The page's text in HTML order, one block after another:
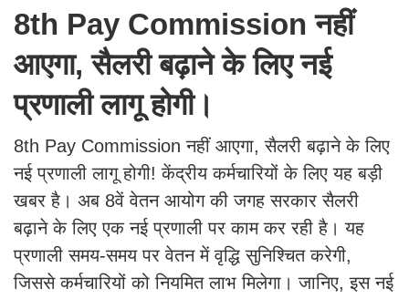
8th Pay Commission नहीं
आएगा, सैलरी बढ़ाने के लिए नई
प्रणाली लागू होगी। ​​​​​​​
8th Pay Commission नहीं आएगा, सैलरी बढ़ाने के लिए
नई प्रणाली लागू होगी! केंद्रीय कर्मचारियों के लिए यह बड़ी
खबर है। अब 8वें वेतन आयोग की जगह सरकार सैलरी
बढ़ाने के लिए एक नई प्रणाली पर काम कर रही है। यह
प्रणाली समय-समय पर वेतन में वृद्धि सुनिश्चित करेगी,
जिससे कर्मचारियों को नियमित लाभ मिलेगा। जानिए, इस नई